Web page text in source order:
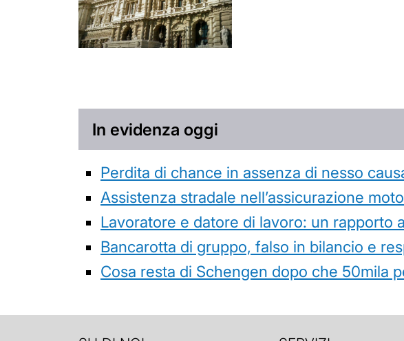
In evidenza oggi
Perdita di chance in assenza di nesso
Assistenza stradale nell’assicurazione
Lavoratore e datore di lavoro: un rapporto
Bancarotta di gruppo, falso in bilancio e
Cosa resta di Schengen dopo che 50mila